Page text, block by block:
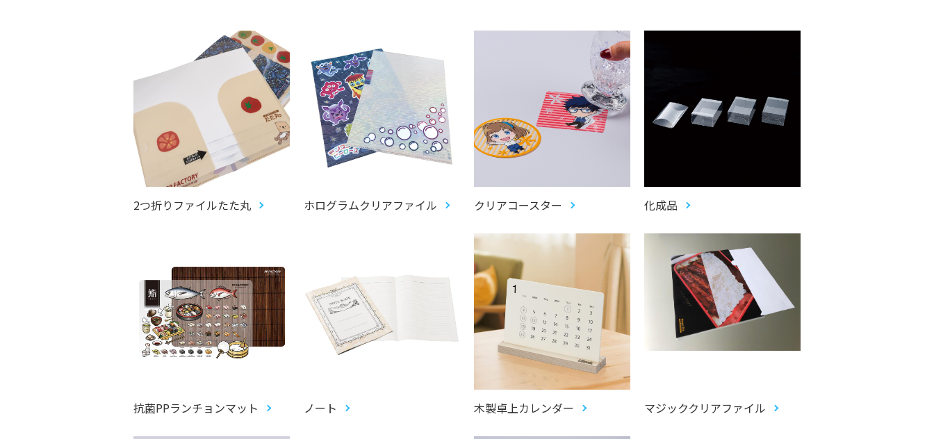
2つ折りファイルたた丸 ホログラムクリアファイル クリアコースター 化成品
抗菌PPランチョンマット ノート 木製卓上カレンダー マジッククリアファイル